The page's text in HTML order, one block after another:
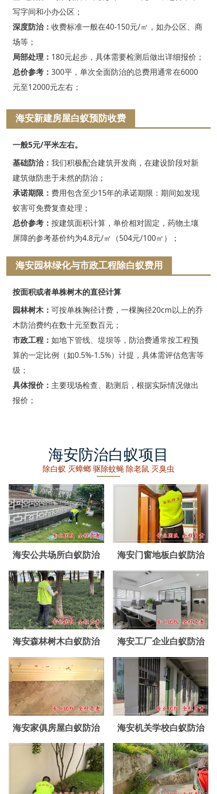
绍兴白蚁防治
诸暨白蚁防治
嵊州白蚁防治
新昌白蚁防治
金华白蚁防治
义乌白蚁防治
永康白蚁防治
武义白蚁防治
浦江白蚁防治
磐安白蚁防治
衢州白蚁防治
江山白蚁防治
常山白蚁防治
开化白蚁防治
龙游白蚁防治
舟山白蚁防治
岱山白蚁防治
青田白蚁防治
缙云白蚁防治
遂昌白蚁防治
松阳白蚁防治
云和白蚁防治
庆元白蚁防治
景宁白蚁防治
台州白蚁防治
玉环白蚁防治
温岭白蚁防治
临海白蚁防治
三门白蚁防治
天台白蚁防治
广州白蚁防治
写字间和小办公区；
深度防治： 收费标准一般在40-150元/㎡，如办公区、商
场等；
局部处理： 180元起步，具体需要检测后做出详细报价；
总价参考： 300平，单次全面防治的总费用通常在6000
元至12000元左右；
海安新建房屋白蚁预防收费
一般5元/平米左右。
基础防治： 我们积极配合建筑开发商，在建设阶段对新
建筑做防患于未然的防治；
承诺期限： 费用包含至少15年的承诺期限：期间如发现
蚁害可免费复查处理；
总价参考： 按建筑面积计算，单价相对固定，药物土壤
屏障的参考基价约为4.8元/㎡（504元/100㎡）；
海安园林绿化与市政工程除白蚁费用
按面积或者单株树木的直径计算
园林树木： 可按单株胸径计费，一棵胸径20cm以上的乔
木防治费约在数十元至数百元；
市政工程： 如地下管线、堤坝等，防治费通常按工程预
算的一定比例（如0.5%-1.5%）计提，具体需评估危害等
级；
具体报价： 主要现场检查、勘测后，根据实际情况做出
报价；
海安防治白蚁项目
除白蚁 灭蟑螂 驱除蚊蝇 除老鼠 灭臭虫
海安公共场所白蚁防治 海安门窗地板白蚁防治
海安森林树木白蚁防治 海安工厂企业白蚁防治
海安家俱房屋白蚁防治 海安机关学校白蚁防治